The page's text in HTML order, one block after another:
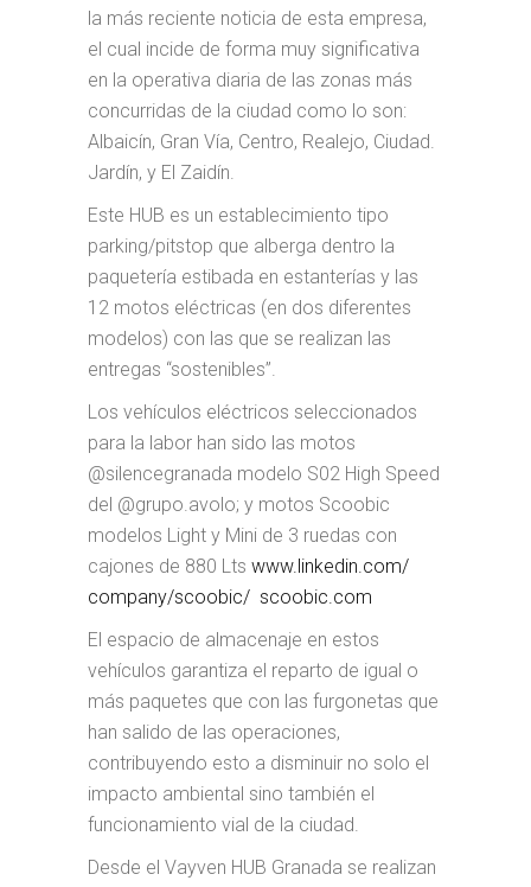
la más reciente noticia de esta empresa,
el cual incide de forma muy significativa
en la operativa diaria de las zonas más
concurridas de la ciudad como lo son:
Albaicín, Gran Vía, Centro, Realejo, Ciudad.
Jardín, y El Zaidín.
Este HUB es un establecimiento tipo
parking/pitstop que alberga dentro la
paquetería estibada en estanterías y las
12 motos eléctricas (en dos diferentes
modelos) con las que se realizan las
entregas “sostenibles”.
Los vehículos eléctricos seleccionados
para la labor han sido las motos
@silencegranada modelo S02 High Speed
del @grupo.avolo; y motos Scoobic
modelos Light y Mini de 3 ruedas con
cajones de 880 Lts www.linkedin.com/
company/scoobic/ scoobic.com
El espacio de almacenaje en estos
vehículos garantiza el reparto de igual o
más paquetes que con las furgonetas que
han salido de las operaciones,
contribuyendo esto a disminuir no solo el
impacto ambiental sino también el
funcionamiento vial de la ciudad.
Desde el Vayven HUB Granada se realizan